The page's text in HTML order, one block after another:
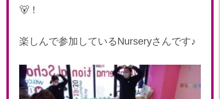
🐻！
楽しんで参加しているNurseryさんです♪